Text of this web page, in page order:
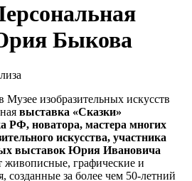
Быкова
Музее изобразительных искусств
выставка «Сказки»
РФ, новатора, мастера многих
искусства, участника
выставок Юрия Ивановича
живописные, графические и
созданные за более чем 50-летний